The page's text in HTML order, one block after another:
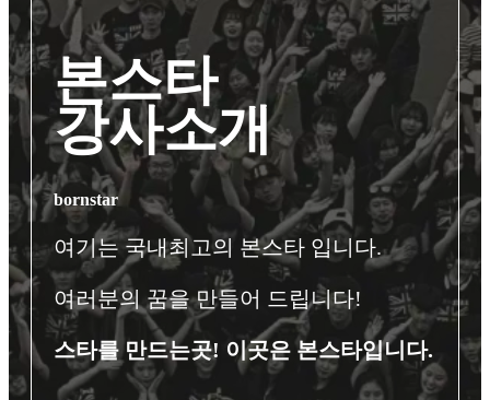
본스타
강사소개
bornstar
여기는 국내최고의 본스타 입니다.
여러분의 꿈을 만들어 드립니다!
스타를 만드는곳! 이곳은 본스타입니다.